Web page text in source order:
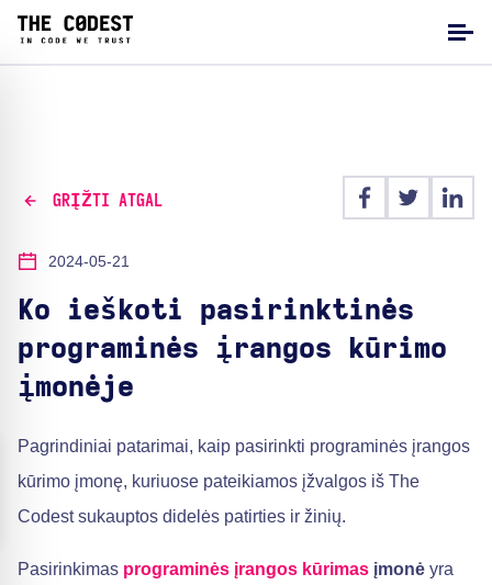
GRĮŽTI ATGAL
2024-05-21
Ko ieškoti pasirinktinės
programinės įrangos kūrimo
įmonėje
Pagrindiniai patarimai, kaip pasirinkti programinės įrangos
kūrimo įmonę, kuriuose pateikiamos įžvalgos iš The
Codest sukauptos didelės patirties ir žinių.
Pasirinkimas programinės įrangos kūrimas įmonė yra